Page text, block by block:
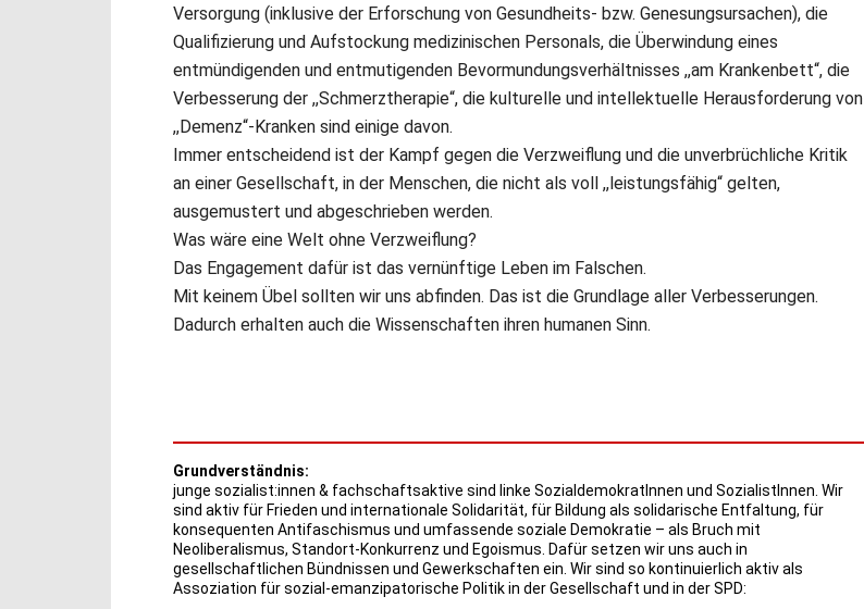
Versorgung (inklusive der Erforschung von Gesundheits- bzw. Genesungsursachen), die
Qualifizierung und Aufstockung medizinischen Personals, die Überwindung eines
entmündigenden und entmutigenden Bevormundungsverhältnisses ,,am Krankenbett“, die
Verbesserung der ,,Schmerztherapie“, die kulturelle und intellektuelle Herausforderung von
,,Demenz“-Kranken sind einige davon.
Immer entscheidend ist der Kampf gegen die Verzweiflung und die unverbrüchliche Kritik
an einer Gesellschaft, in der Menschen, die nicht als voll ,,leistungsfähig“ gelten,
ausgemustert und abgeschrieben werden.
Was wäre eine Welt ohne Verzweiflung?
Das Engagement dafür ist das vernünftige Leben im Falschen.
Mit keinem Übel sollten wir uns abfinden. Das ist die Grundlage aller Verbesserungen.
Dadurch erhalten auch die Wissenschaften ihren humanen Sinn.
Grundverständnis:
junge sozialist:innen & fachschaftsaktive sind linke SozialdemokratInnen und SozialistInnen. Wir
sind aktiv für Frieden und internationale Solidarität, für Bildung als solidarische Entfaltung, für
konsequenten Antifaschismus und umfassende soziale Demokratie – als Bruch mit
Neoliberalismus, Standort-Konkurrenz und Egoismus. Dafür setzen wir uns auch in
gesellschaftlichen Bündnissen und Gewerkschaften ein. Wir sind so kontinuierlich aktiv als
Assoziation für sozial-emanzipatorische Politik in der Gesellschaft und in der SPD: